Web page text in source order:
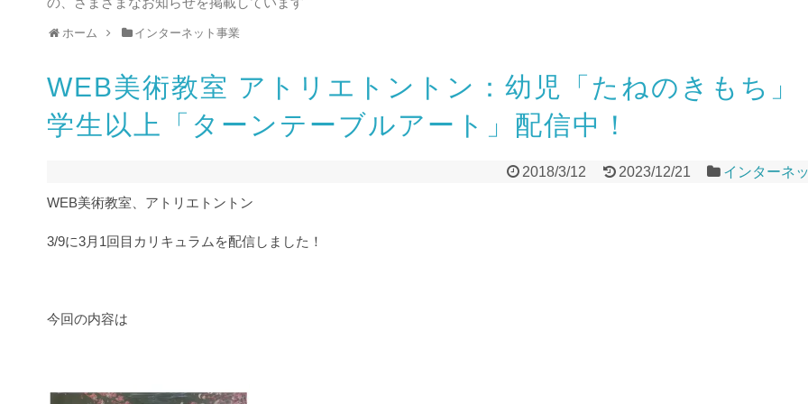
ホーム インターネット事業
WEB美術教室 アトリエトントン：幼児「たねのきもち
学生以上「ターンテーブルアート」配信中！
2018/3/12 2023/12/21
インターネ
WEB美術教室、アトリエトントン
3/9に3月1回目カリキュラムを配信しました！
今回の内容は